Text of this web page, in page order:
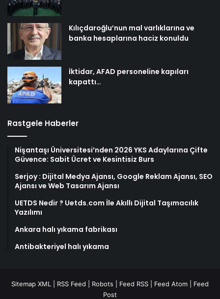
Kılıçdaroğlu’nun mal varlıklarına ve
banka hesaplarına haciz konuldu
İktidar, AFAD personeline kapıları
kapattı…
Rastgele Haberler
Nişantaşı Üniversitesi’nden 2026 YKS Adaylarına Çifte
Güvence: Sabit Ücret ve Kesintisiz Burs
Serjoy : Dijital Medya Ajansı, Google Reklam Ajansı, SEO
Ajansı ve Web Tasarım Ajansı
UETDS Nedir ? Uetds.com İle Akıllı Dijital Taşımacılık
Yazılımı
Ankara halı yıkama fabrikası
Antibakteriyel halı yıkama
Sitemap XML RSS Feed Robots Feed RSS Feed Atom
Feed
Post